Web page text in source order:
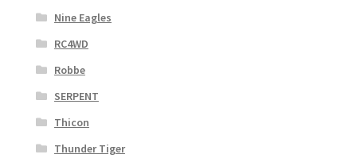
Nine Eagles
RC4WD
Robbe
SERPENT
Thicon
Thunder Tiger